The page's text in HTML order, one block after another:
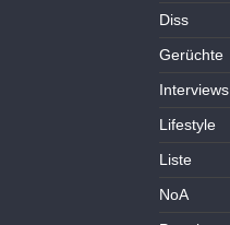
Diss
Gerüchte
Interviews
Lifestyle
Liste
NoA